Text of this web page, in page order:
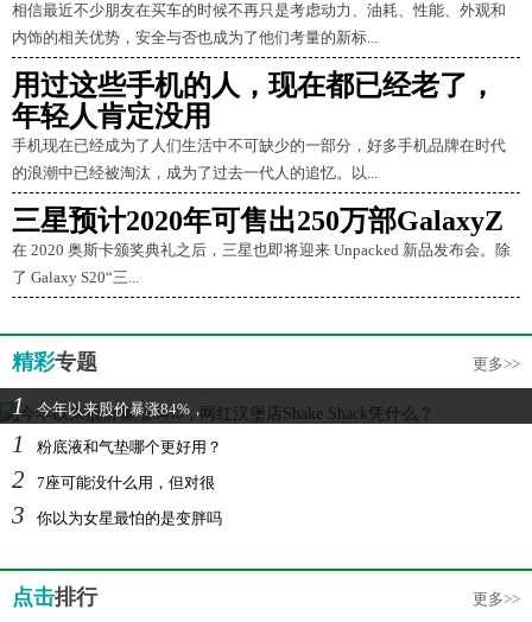
相信最近不少朋友在买车的时候不再只是考虑动力、油耗、性能、外观和
内饰的相关优势，安全与否也成为了他们考量的新标...
用过这些手机的人，现在都已经老了，
年轻人肯定没用
手机现在已经成为了人们生活中不可缺少的一部分，好多手机品牌在时代
的浪潮中已经被淘汰，成为了过去一代人的追忆。以...
三星预计2020年可售出250万部GalaxyZ
在 2020 奥斯卡颁奖典礼之后，三星也即将迎来 Unpacked 新品发布会。除
了 Galaxy S20“三...
精彩专题 更多>>
1 今年以来股价暴涨84%，
1 粉底液和气垫哪个更好用？
2 7座可能没什么用，但对很
3 你以为女星最怕的是变胖吗
点击排行 更多>>